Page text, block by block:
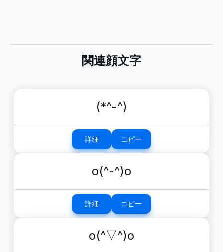
関連顔文字
(*^-^)
詳細 コピー
o(^-^)o
詳細 コピー
o(^▽^)o